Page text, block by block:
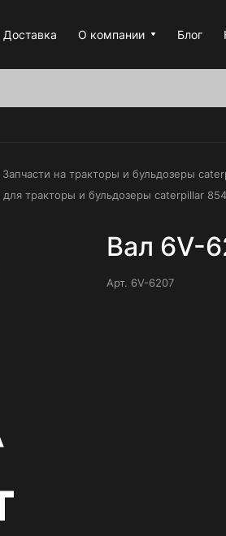
Доставка О компании Блог
Запчасти на тракторы и бульдозеры
для тракторы и бульдозеры caterpillar 854
Вал 6V-
Арт. 6V-6207